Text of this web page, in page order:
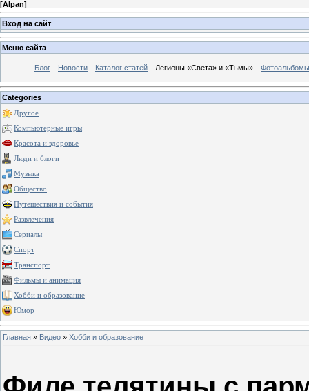
[Alpan]
Вход на сайт
Меню сайта
Блог Новости Каталог статей Легионы «Света» и «Тьмы» Фотоальбомы
Categories
Другое
Компьютерные игры
Красота и здоровье
Люди и блоги
Музыка
Общество
Путешествия и события
Развлечения
Сериалы
Спорт
Транспорт
Фильмы и анимация
Хобби и образование
Юмор
Главная » Видео » Хобби и образование